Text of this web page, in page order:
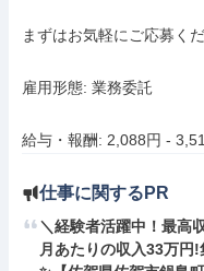
まずはお気軽にご応募く
雇用形態: 業務委託
給与・報酬: 2,088円 -
仕事に関するPR
＼経験者活躍中！最高
月あたりの収入33万円